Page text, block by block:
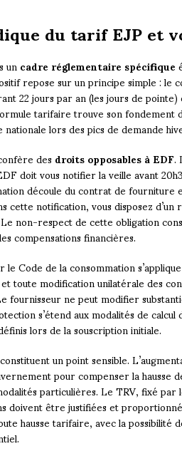
du tarif EJP et
uncadre réglementaire spécifique
repose sur un principe simple :
22 jours par an (les jours de
tarifaire trouve son fondement
lors des pics de demande
desdroits opposables à EDF.
doit vous notifier la veille avant
découle du contrat de
cette notification, vous disposez
non-respect de cette obligation
compensations financières.
Code de la consommation
toute modification unilatérale des
fournisseur ne peut modifier
s’étend aux modalités de
lors de la souscription initiale.
un point sensible.
pour compenser la hausse
particulières. Le TRV, fixé
doivent être justifiées et
hausse tarifaire, avec la